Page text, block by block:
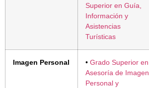
Superior en Guía,
Información y
Asistencias
Turísticas
Imagen Personal • Grado Superior en
Asesoría de Imagen
Personal y